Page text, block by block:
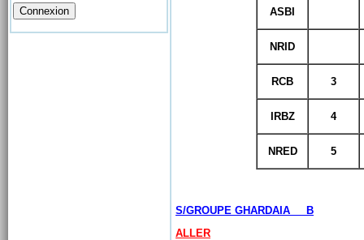
ASBI
NRID
3
RCB
4
IRBZ
5
NRED
S/GROUPE GHARDAIA B
ALLER